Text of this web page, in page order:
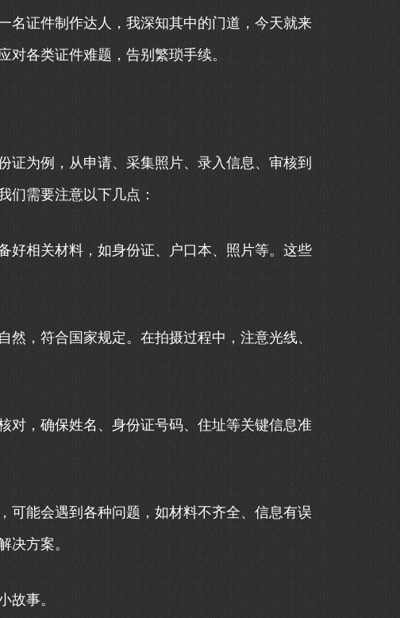
名证件制作达人，我深知其中的门道，今天就来
各类证件难题，告别繁琐手续。
证为例，从申请、采集照片、录入信息、审核到
们需要注意以下几点：
好相关材料，如身份证、户口本、照片等。这些
，符合国家规定。在拍摄过程中，注意光线、
对，确保姓名、身份证号码、住址等关键信息准
可能会遇到各种问题，如材料不齐全、信息有误
决方案。
故事。